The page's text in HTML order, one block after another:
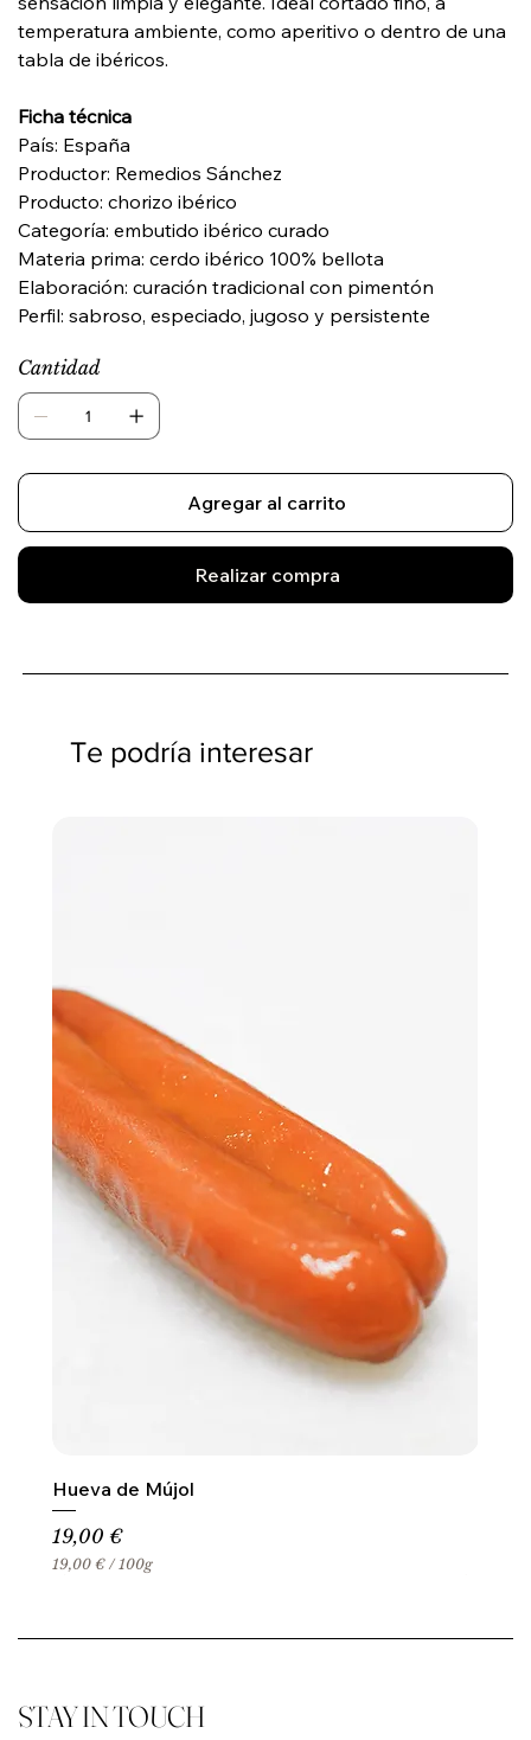
temperatura ambiente, como aperitivo o dentro de una
tabla de ibéricos.
Ficha técnica
País: España
Productor: Remedios Sánchez
Producto: chorizo ibérico
Categoría: embutido ibérico curado
Materia prima: cerdo ibérico 100% bellota
Elaboración: curación tradicional con pimentón
Perfil: sabroso, especiado, jugoso y persistente
Cantidad
Agregar al carrito
Realizar compra
Te podría interesar
Hueva de Mújol
Precio
19,00 €
19,00 € /100g
0
p
STAY IN TOUCH